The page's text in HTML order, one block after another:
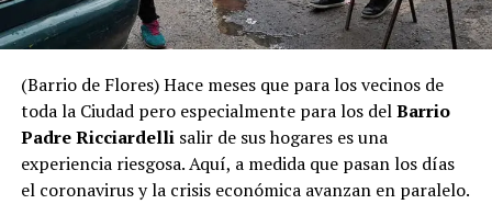
(Barrio de Flores) Hace meses que para los vecinos de
toda la Ciudad pero especialmente para los delBarrio
Padre Ricciardellisalir de sus hogares es una
experiencia riesgosa. Aquí, a medida que pasan los días
el coronavirus y la crisis económica avanzan en paralelo.